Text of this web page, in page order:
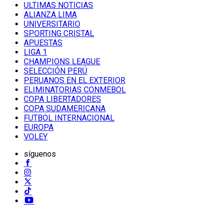
ULTIMAS NOTICIAS
ALIANZA LIMA
UNIVERSITARIO
SPORTING CRISTAL
APUESTAS
LIGA 1
CHAMPIONS LEAGUE
SELECCIÓN PERÚ
PERUANOS EN EL EXTERIOR
ELIMINATORIAS CONMEBOL
COPA LIBERTADORES
COPA SUDAMERICANA
FUTBOL INTERNACIONAL
EUROPA
VOLEY
síguenos